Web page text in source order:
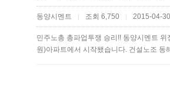
동양시멘트 조회 6,750 2015-04-30
민주노총 총파업투쟁 승리!! 동양시멘트
원)아파트에서 시작됐습니다. 건설노조